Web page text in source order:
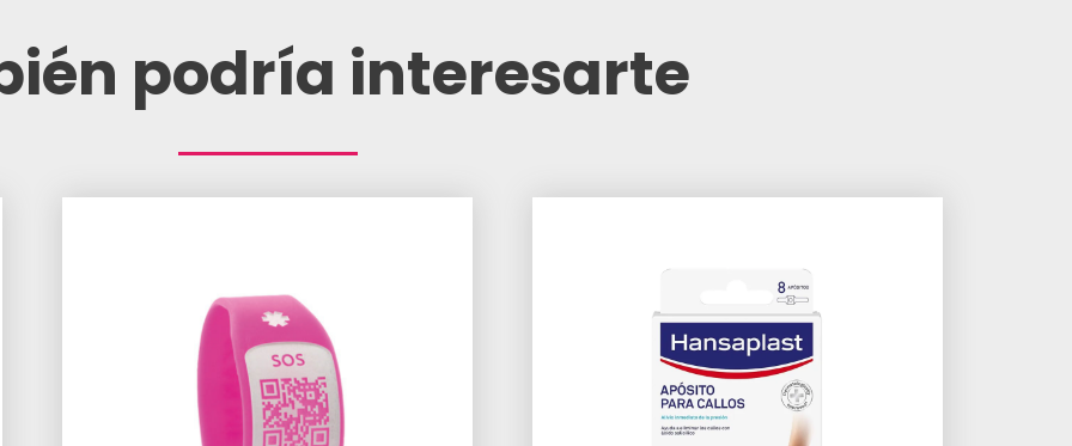
podría interesarte